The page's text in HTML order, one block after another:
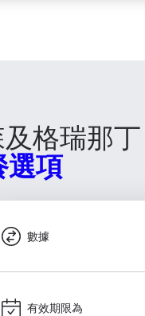
格瑞那丁
選項
數據
有效期限為